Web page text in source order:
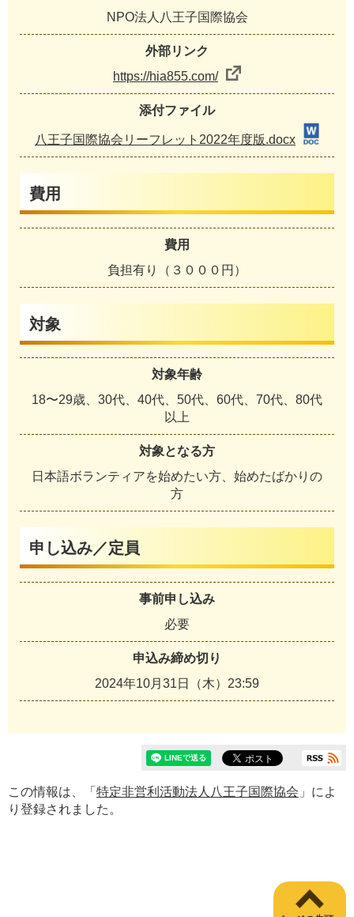
NPO法人八王子国際協会
外部リンク
https://hia855.com/
添付ファイル
八王子国際協会リーフレット2022年度版.docx
費用
費用
負担有り（３０００円）
対象
対象年齢
18〜29歳、30代、40代、50代、60代、70代、80代
以上
対象となる方
日本語ボランティアを始めたい方、始めたばかりの
方
申し込み／定員
事前申し込み
必要
申込み締め切り
2024年10月31日（木）23:59
この情報は、「 特定非営利活動法人八王子国際協会 」によ
り登録されました。